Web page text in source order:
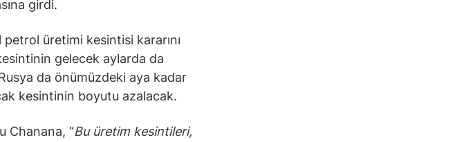
girdi.
üretimi kesintisi kararını
gelecek aylarda da
da önümüzdeki aya kadar
kesintinin boyutu azalacak.
Chanana, “Bu üretim kesintileri,